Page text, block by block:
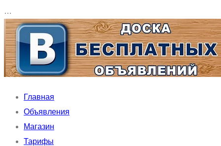
…
Главная
Объявления
Магазин
Тарифы